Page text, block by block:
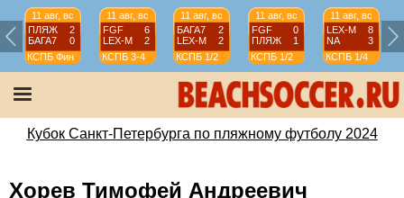
11 авг, вс
ПЛЯЖ
2
БАГА7
0
КСПБ Фин
11 авг, вс
FGF
6
LEX-М
2
КСПБ 3-4
11 авг, вс
БАГА7
2
LEX-М
2
КСПБ 1/2
11 авг, вс
FGF
0
ПЛЯЖ
1
КСПБ 1/2
11 авг, вс
LEX-М
8
NA
3
КСПБ 1/4
Кубок Санкт-Петербурга по пляжному футболу 2024
Хорев Тимофей Андреевич